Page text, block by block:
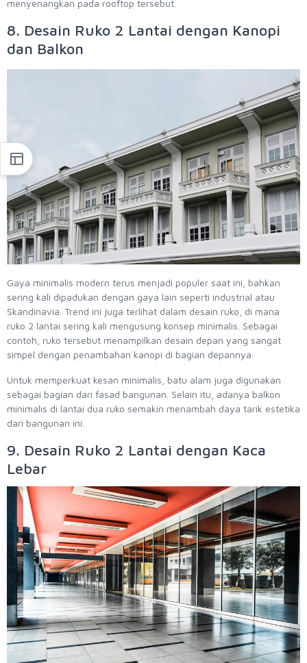
menyenangkan pada rooftop tersebut.
8. Desain Ruko 2 Lantai dengan Kanopi
dan Balkon
Gaya minimalis modern terus menjadi populer saat ini, bahkan
sering kali dipadukan dengan gaya lain seperti industrial atau
Skandinavia. Trend ini juga terlihat dalam desain ruko, di mana
ruko 2 lantai sering kali mengusung konsep minimalis. Sebagai
contoh, ruko tersebut menampilkan desain depan yang sangat
simpel dengan penambahan kanopi di bagian depannya.
Untuk memperkuat kesan minimalis, batu alam juga digunakan
sebagai bagian dari fasad bangunan. Selain itu, adanya balkon
minimalis di lantai dua ruko semakin menambah daya tarik estetika
dari bangunan ini.
9. Desain Ruko 2 Lantai dengan Kaca
Lebar